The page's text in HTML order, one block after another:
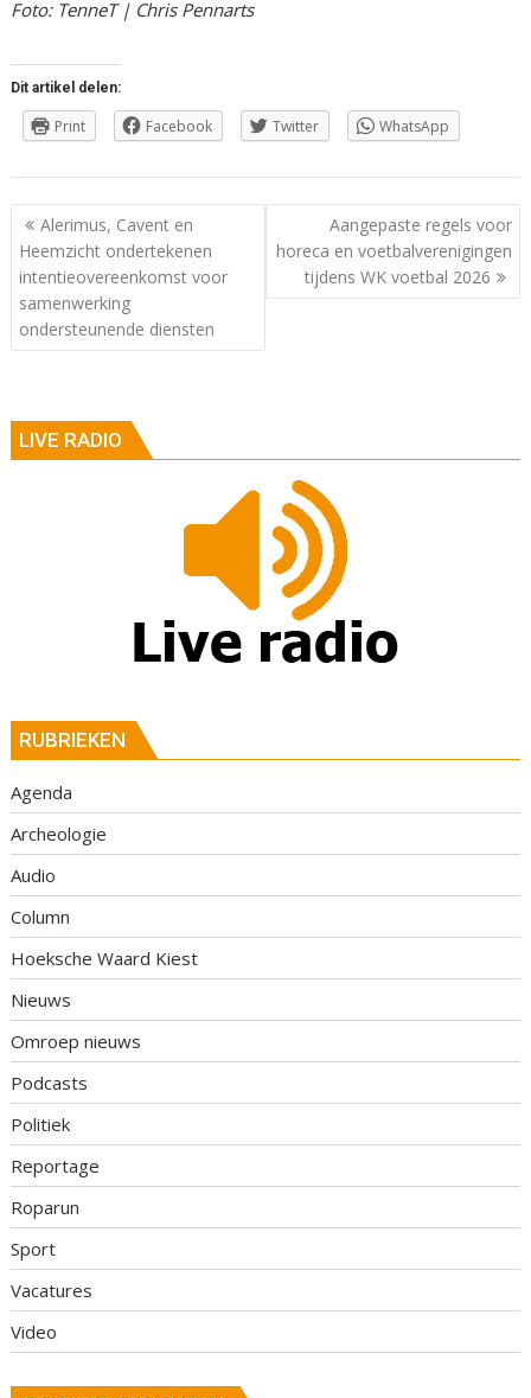
Foto: TenneT | Chris Pennarts
Dit artikel delen:
Print Facebook Twitter WhatsApp
Berichtnavigatie
Alerimus, Cavent en
Heemzicht ondertekenen
intentieovereenkomst voor
samenwerking
ondersteunende diensten
Aangepaste regels voor
horeca en voetbalverenigingen
tijdens WK voetbal 2026
LIVE RADIO
RUBRIEKEN
Agenda
Archeologie
Audio
Column
Hoeksche Waard Kiest
Nieuws
Omroep nieuws
Podcasts
Politiek
Reportage
Roparun
Sport
Vacatures
Video